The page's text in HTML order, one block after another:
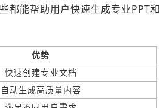
都能帮助用户快速生成专业PPT和
优势
快速创建专业文档
自动生成高质量内容